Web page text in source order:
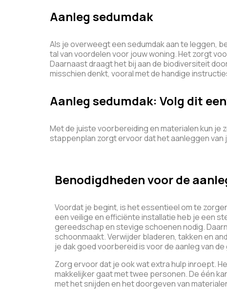
Aanleg sedumdak
Als je overweegt een sedumdak aan te leggen,
tal van voordelen voor jouw woning. Het zorgt
Daarnaast draagt het bij aan de biodiversiteit
misschien denkt, vooral met de handige
Aanleg sedumdak: Volg dit
Met de juiste voorbereiding en materialen kun
stappenplan zorgt ervoor dat het aanleggen
Benodigdheden voor de
Voordat je begint, is het essentieel om te
een veilige en efficiënte installatie heb je een
gereedschap en stevige schoenen nodig.
schoonmaakt. Verwijder bladeren, takken en
je dak goed voorbereid is voor de aanleg van
Zorg ervoor dat je ook wat extra hulp inroept.
makkelijker gaat met twee personen. De één
met het snijden en het doorgeven van